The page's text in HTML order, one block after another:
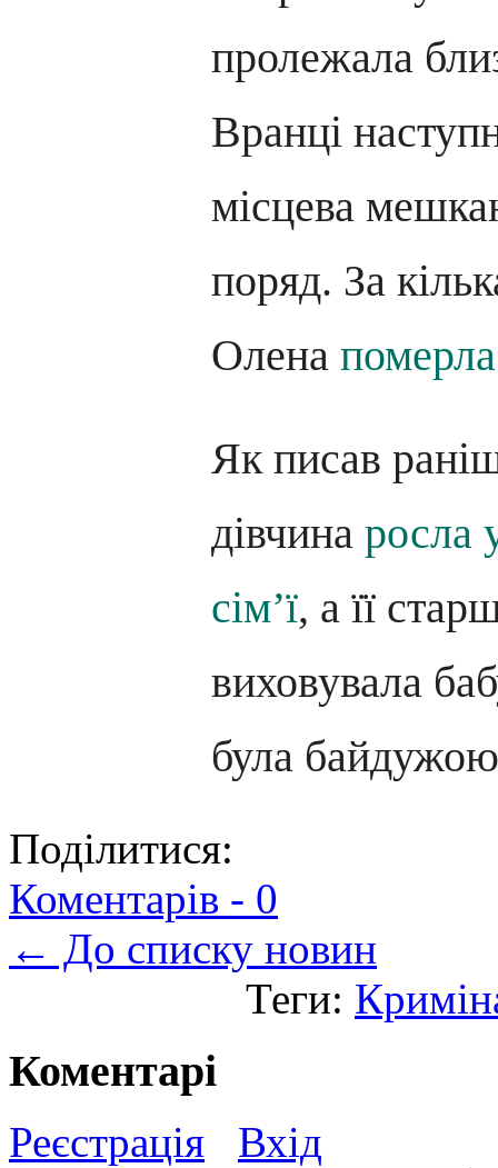
пролежала
Вранці
місцева
поряд. За
Олена
Як писав
дівчина росла
сім’ї, а її
виховувала
була
Поділитися:
Коментарів - 0
← До списку новин
Теги:
Коментарі
Реєстрація Вхід